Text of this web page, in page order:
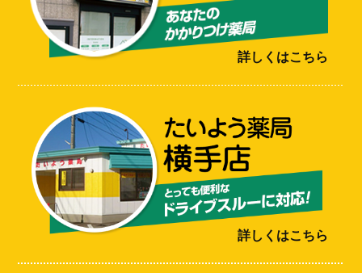
詳しくはこちら
詳しくはこちら